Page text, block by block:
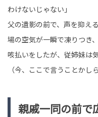
わけないじゃない」
父の遺影の前で、声を抑え
場の空気が一瞬で凍りつき
咳払いをしたが、従姉妹は
（今、ここで言うことかしら
親戚一同の前で